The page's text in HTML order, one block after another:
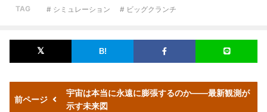
TAG # シミュレーション # ビッグクランチ
前ページ
宇宙は本当に永遠に膨張するのか——最新観測が
示す未来図